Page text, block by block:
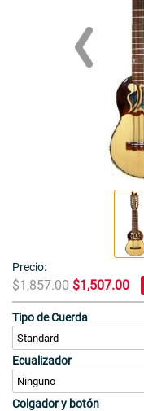
Precio:
$1,857.00 $1,507.00
Tipo de Cuerda
Ecualizador
Colgador y botón